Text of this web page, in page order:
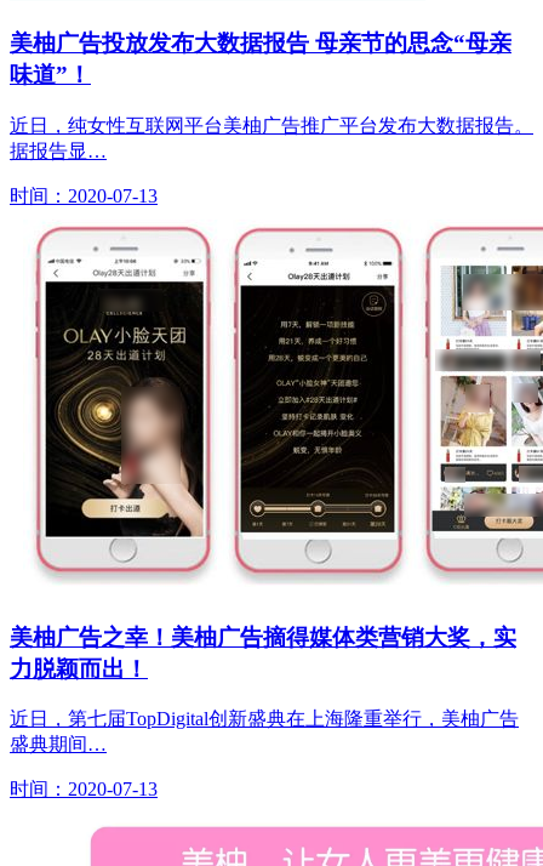
美柚广告投放发布大数据报告 母亲节的思念“母亲
味道”！
近日，纯女性互联网平台美柚广告推广平台发布大数据报告。
据报告显…
时间：2020-07-13
美柚广告之幸！美柚广告摘得媒体类营销大奖，实
力脱颖而出！
近日，第七届TopDigital创新盛典在上海隆重举行，美柚广告
盛典期间…
时间：2020-07-13